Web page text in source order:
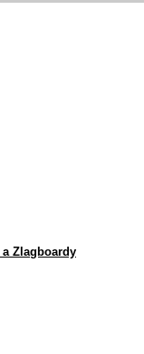
a Zlagboardy